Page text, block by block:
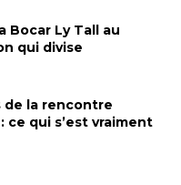
Bocar Ly Tall au
qui divise
de la rencontre
ce qui s’est vraiment